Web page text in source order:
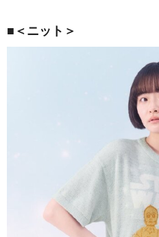
■＜ニット＞